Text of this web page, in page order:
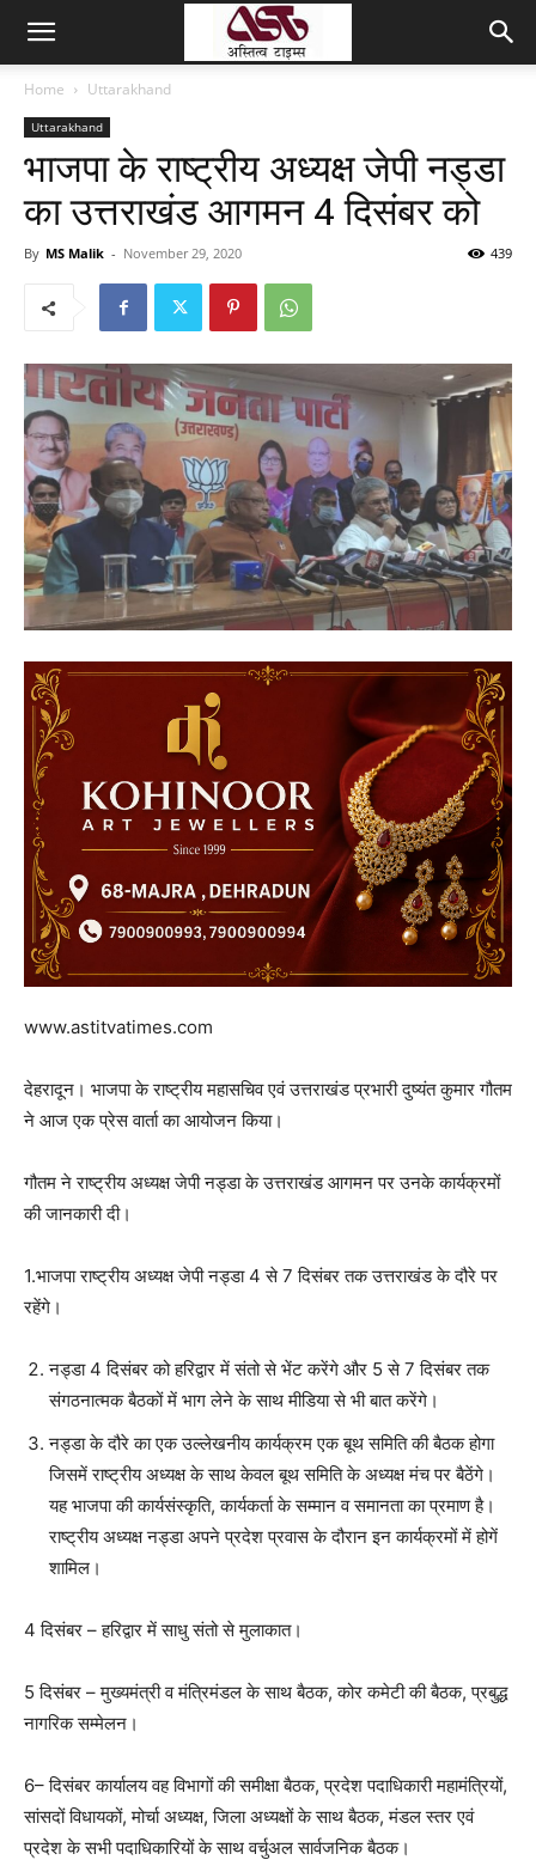
Home Uttarakhand
Uttarakhand
भाजपा के राष्ट्रीय अध्यक्ष जेपी नड्डा
का उत्तराखंड आगमन 4 दिसंबर को
By MS Malik - November 29, 2020 439
www.astitvatimes.com
देहरादून। भाजपा के राष्ट्रीय महासचिव एवं उत्तराखंड प्रभारी दुष्यंत कुमार गौतम
ने आज एक प्रेस वार्ता का आयोजन किया।
गौतम ने राष्ट्रीय अध्यक्ष जेपी नड्डा के उत्तराखंड आगमन पर उनके कार्यक्रमों
की जानकारी दी।
1.भाजपा राष्ट्रीय अध्यक्ष जेपी नड्डा 4 से 7 दिसंबर तक उत्तराखंड के दौरे पर
रहेंगे।
नड्डा 4 दिसंबर को हरिद्वार में संतो से भेंट करेंगे और 5 से 7 दिसंबर तक
संगठनात्मक बैठकों में भाग लेने के साथ मीडिया से भी बात करेंगे।
नड्डा के दौरे का एक उल्लेखनीय कार्यक्रम एक बूथ समिति की बैठक होगा
जिसमें राष्ट्रीय अध्यक्ष के साथ केवल बूथ समिति के अध्यक्ष मंच पर बैठेंगे।
यह भाजपा की कार्यसंस्कृति, कार्यकर्ता के सम्मान व समानता का प्रमाण है।
राष्ट्रीय अध्यक्ष नड्डा अपने प्रदेश प्रवास के दौरान इन कार्यक्रमों में होगें
शामिल।
4 दिसंबर – हरिद्वार में साधु संतो से मुलाकात।
5 दिसंबर – मुख्यमंत्री व मंत्रिमंडल के साथ बैठक, कोर कमेटी की बैठक, प्रबुद्ध
नागरिक सम्मेलन।
6– दिसंबर कार्यालय वह विभागों की समीक्षा बैठक, प्रदेश पदाधिकारी महामंत्रियों,
सांसदों विधायकों, मोर्चा अध्यक्ष, जिला अध्यक्षों के साथ बैठक, मंडल स्तर एवं
प्रदेश के सभी पदाधिकारियों के साथ वर्चुअल सार्वजनिक बैठक।